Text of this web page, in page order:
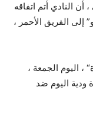
النادي أتم اتفاقه
إلى الفريق الأحمر ،
اليوم الجمعة ،
ودية اليوم ضد